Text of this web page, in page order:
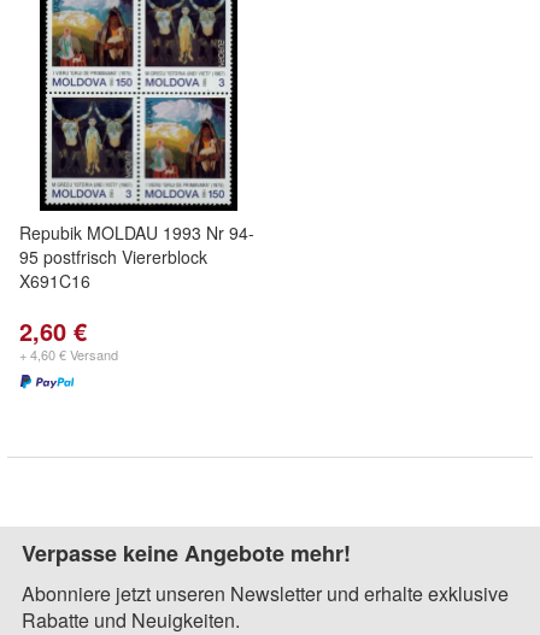
Repubik MOLDAU 1993 Nr 94-
95 postfrisch Viererblock
X691C16
2,60 €
+ 4,60 € Versand
Verpasse keine Angebote mehr!
Abonniere jetzt unseren Newsletter und erhalte exklusive
Rabatte und Neuigkeiten.